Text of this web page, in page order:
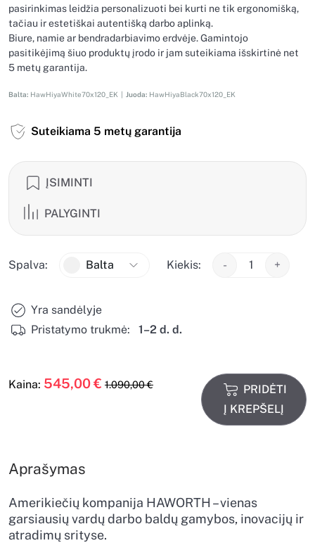
pasirinkimas leidžia personalizuoti bei kurti ne tik ergonomišką,
tačiau ir estetiškai autentišką darbo aplinką.
Biure, namie ar bendradarbiavimo erdvėje. Gamintojo
pasitikėjimą šiuo produktų įrodo ir jam suteikiama išskirtinė net
5 metų garantija.
Balta: HawHiyaWhite70x120_EK | Juoda: HawHiyaBlack70x120_EK
Suteikiama 5 metų garantija
ĮSIMINTI
PALYGINTI
Spalva: Balta Kiekis: - +
Yra sandėlyje
Pristatymo trukmė:
1–2 d. d.
Kaina: 545,00€ 1.090,00€
PRIDĖTI
Į KREPŠELĮ
Aprašymas
Amerikiečių kompanija HAWORTH – vienas
garsiausių vardų darbo baldų gamybos, inovacijų ir
atradimų srityse.